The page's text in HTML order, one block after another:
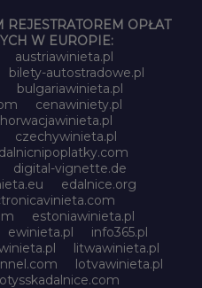
REJESTRATOREM OPŁAT
W EUROPIE:
austriawinieta.pl
bilety-autostradowe.pl
bulgariawinieta.pl
cenawiniety.pl
czechywinieta.pl
dalnicnipoplatky.com
digital-vignette.de
edalnice.org
estoniawinieta.pl
ewinieta.pl
info365.pl
litwawinieta.pl
lotvawinieta.pl